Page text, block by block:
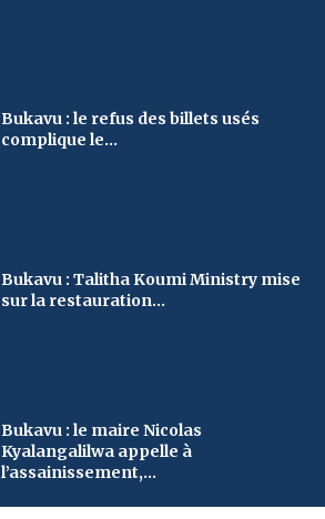
Bukavu : le refus des billets usés
complique le...
Bukavu : Talitha Koumi Ministry mise
sur la restauration...
Bukavu : le maire Nicolas
Kyalangalilwa appelle à
l’assainissement,...